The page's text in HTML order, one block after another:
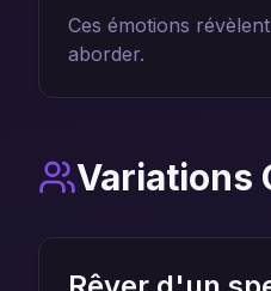
Ces émotions
aborder.
Variations